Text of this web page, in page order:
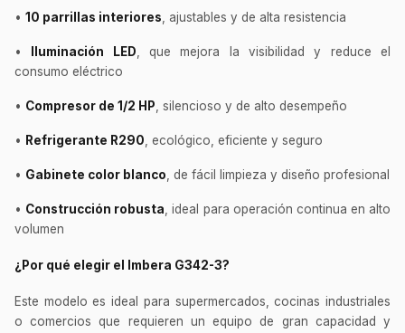
• 10 parrillas interiores, ajustables y de alta resistencia
• Iluminación LED, que mejora la visibilidad y reduce el
consumo eléctrico
• Compresor de 1/2 HP, silencioso y de alto desempeño
• Refrigerante R290, ecológico, eficiente y seguro
• Gabinete color blanco, de fácil limpieza y diseño profesional
• Construcción robusta, ideal para operación continua en alto
volumen
¿Por qué elegir el Imbera G342-3?
Este modelo es ideal para supermercados, cocinas industriales
o comercios que requieren un equipo de gran capacidad y